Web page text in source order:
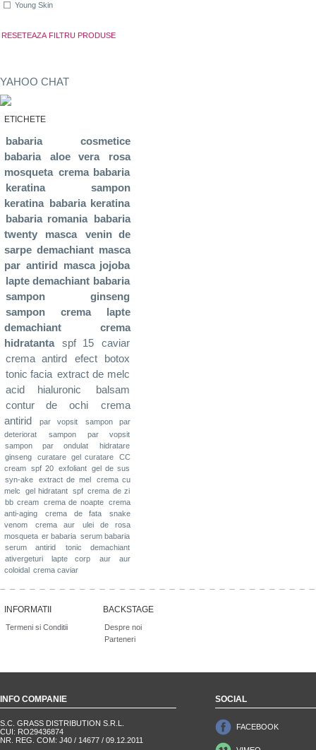
Young Skin
YAHOO CHAT
ETICHETE
babaria
cosmetice
babaria
aloe vera
rosa
mosqueta crema babaria
keratina
sampon
keratina babaria keratina
babaria romania
babaria
twenty
masca
venin de
sarpe demachiant masca
par antirid masca jojoba
lapte demachiant babaria
sampon ginseng
sampon
crema
lapte
demachiant
crema
hidratanta
spf 15
caviar
crema antird
efect botox
tonic facia extract de melc
acid hialuronic
balsam
contur de ochi
crema
antirid
par vopsit
sampon par
deteriorat
sampon par vopsit
sampon par ondulat
hidratare
ginseng
curatare gel curatare
CC
cream spf 20 exfoliant gel de sus
syn-ake
extract de mel
crema cu
melc
gel hidratant spf crema de zi
bb cream crema de noapte crema
anti-aging
crema de fata
snake
venom
crema aur
ulei de rosa
mosqueta er babaria serum babaria
serum antirid
tonic demachiant
ativergeturi
lapte corp aur
aur
coloidal crema caviar
INFORMATII
Termeni si Conditii
BACKSTAGE
Despre noi
Parteneri
INFO COMPANIE
S.C. GRASS DISTRIBUTION S.R.L.
CUI: RO29436874
NR. REG. COM: J40 / 14677 / 09.12.2011
SOCIAL
FACEBOOK